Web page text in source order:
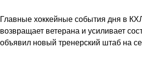
Главные хоккейные события дня в
возвращает ветерана и усиливает
объявил новый тренерский штаб на